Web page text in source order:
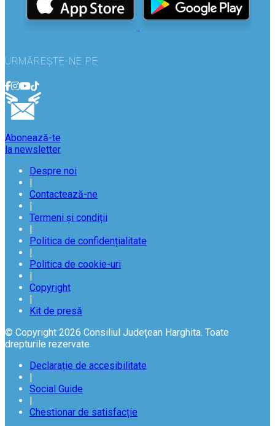
URMĂREȘTE-NE PE
Abonează-te
la newsletter
Despre noi
|
Contactează-ne
|
Termeni și condiții
|
Politica de confidențialitate
|
Politica de cookie-uri
|
Copyright
|
Kit de presă
© Copyright 2026 Consiliul Județean Harghita. Toate
drepturile rezervate
Declarație de accesibilitate
|
Social Guide
|
Chestionar de satisfacție